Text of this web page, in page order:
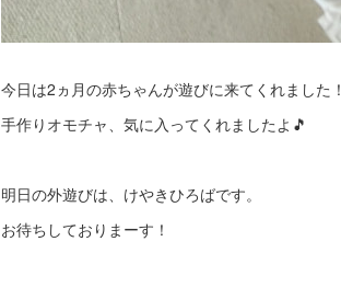
今日は2ヵ月の赤ちゃんが遊びに来てくれました！
手作りオモチャ、気に入ってくれましたよ🎵
明日の外遊びは、けやきひろばです。
お待ちしておりまーす！